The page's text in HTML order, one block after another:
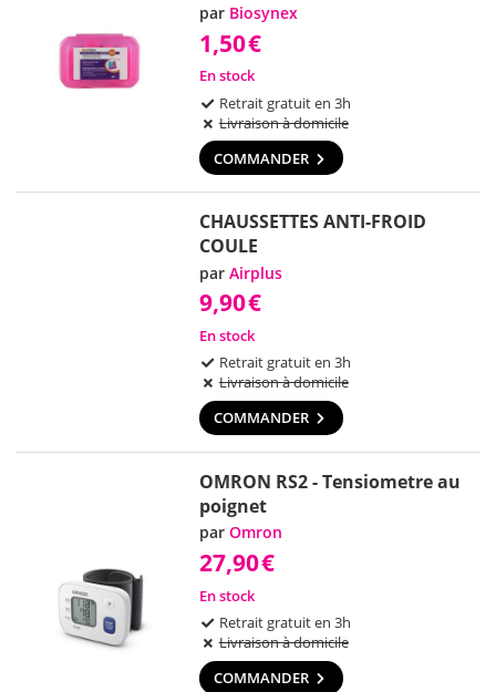
par Biosynex
1,50€
En stock
Retrait gratuit en 3h
Livraison à domicile
COMMANDER
CHAUSSETTES ANTI-FROID
COULE
parAirplus
9,90€
En stock
Retrait gratuit en 3h
Livraison à domicile
COMMANDER
OMRON RS2 - Tensiometre au
poignet
parOmron
27,90€
En stock
Retrait gratuit en 3h
Livraison à domicile
COMMANDER